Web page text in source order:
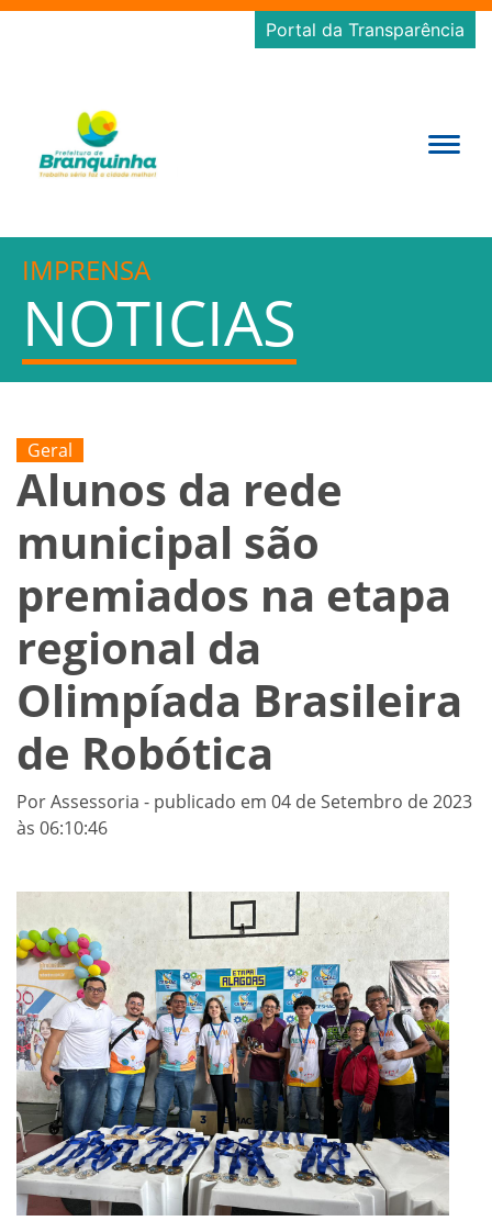
Portal da Transparência
IMPRENSA
NOTICIAS
Geral
Alunos da rede
municipal são
premiados na etapa
regional da
Olimpíada Brasileira
de Robótica
Por Assessoria - publicado em 04 de Setembro de 2023
às 06:10:46